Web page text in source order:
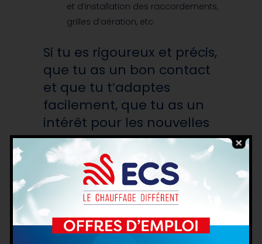
et d’installation des raccordements,
grilles d’aération, etc.
Si tu es rigoureux et précis,
que tu as un bon contact
et que tu t’adaptes
facilement, que tu as un
intérêt pour les nouvelles
technologies, que tu es
autonome, que tu as le
soucis du travail bien fait …
ALORS VIENS NOUS
VOIR !